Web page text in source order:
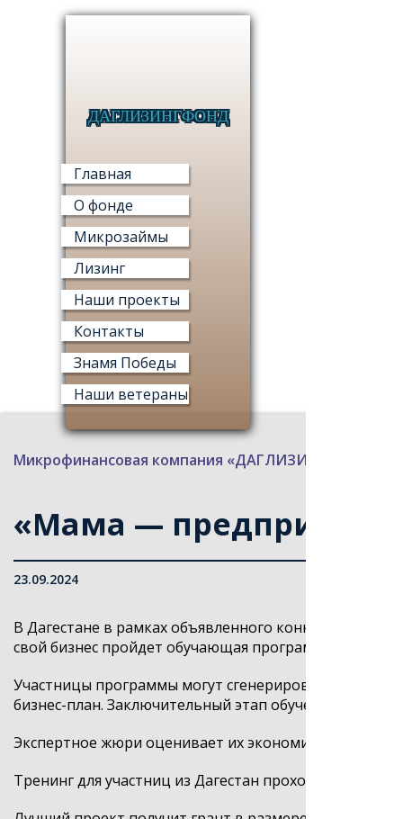
ДАГЛИЗИНГФОНД
Главная
О фонде
Микрозаймы
Лизинг
Наши проекты
Контакты
Знамя Победы
Наши ветераны
Микрофинансовая компания «ДАГЛИЗИНГФОНД»
«Мама —
23.09.2024
В Дагестане в рамках объявленного конкурса
свой бизнес пройдет обучающая программа.
Участницы программы могут сгенерировать
бизнес-план. Заключительный этап обучения –
Экспертное жюри оценивает их экономическую
Тренинг для участниц из Дагестан проходит в